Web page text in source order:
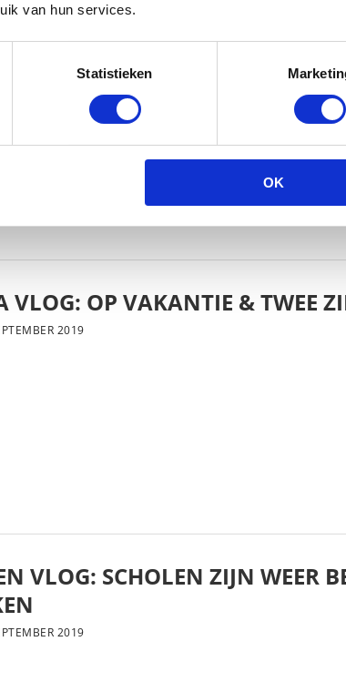
van hun services.
Statistieken
OK
VLOG: HET IS FEEST, WANT
OP VAKANTIE & TWEE
2019
VLOG: SCHOLEN ZIJN WEER
2019